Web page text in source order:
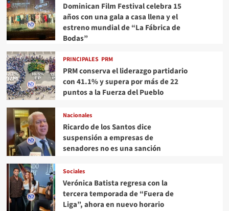
Dominican Film Festival celebra 15
años con una gala a casa llena y el
estreno mundial de “La Fábrica de
Bodas”
PRINCIPALES PRM
PRM conserva el liderazgo partidario
con 41.1% y supera por más de 22
puntos a la Fuerza del Pueblo
Nacionales
Ricardo de los Santos dice
suspensión a empresas de
senadores no es una sanción
Sociales
Verónica Batista regresa con la
tercera temporada de “Fuera de
Liga”, ahora en nuevo horario